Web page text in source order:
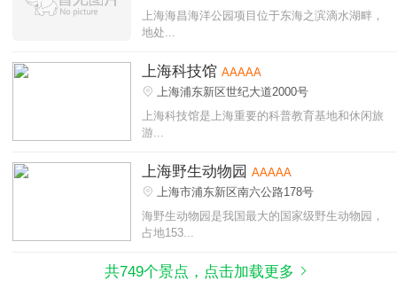
上海海昌海洋公园项目位于东海之滨滴水湖畔，
地处...
上海科技馆 AAAAA
上海浦东新区世纪大道2000号
上海科技馆是上海重要的科普教育基地和休闲旅
游...
上海野生动物园 AAAAA
上海市浦东新区南六公路178号
海野生动物园是我国最大的国家级野生动物园，
占地153...
共749个景点，点击加载更多